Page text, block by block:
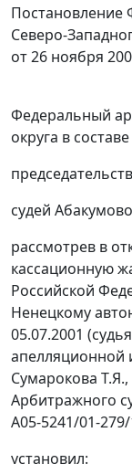
Постановление
Северо-
от 26 ноября
Федеральный
округа в составе
судей
рассмотрев в
кассационную
Российской
Ненецкому
05.07.2001
апелляционной
Сумарокова
Арбитражного
А05-5241/01-
установил: